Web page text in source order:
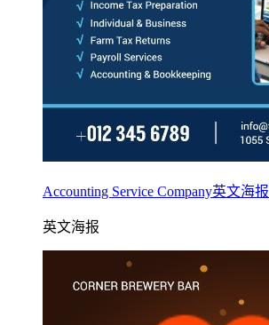
Accounting Service Company英文海报
英文海报